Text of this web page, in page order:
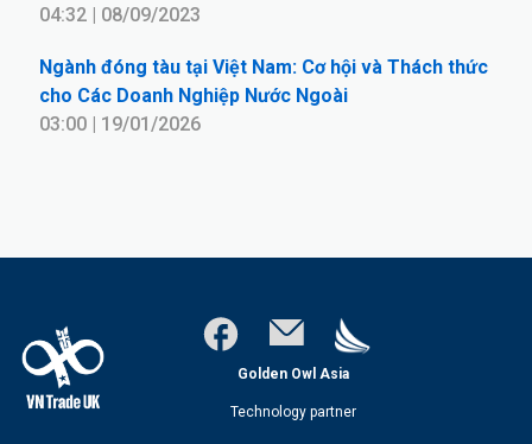
04:32 | 08/09/2023
Ngành đóng tàu tại Việt Nam: Cơ hội và Thách thức
cho Các Doanh Nghiệp Nước Ngoài
03:00 | 19/01/2026
Golden Owl Asia
Technology partner